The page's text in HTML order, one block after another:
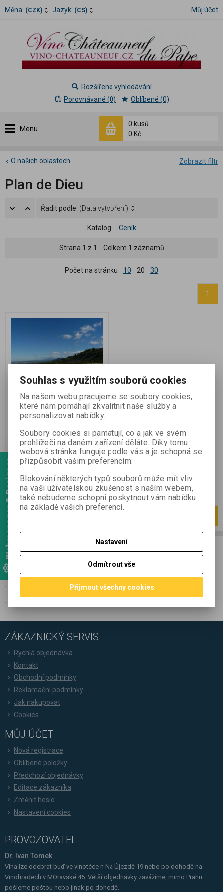
Webmanager & Designer
Měna: (CZK) Jazyk: (CS) Můj účet
Menu
0 kusů
0 Kč
Rozšířené vyhledávání
Porovnávané (0)
Oblíbené (0)
Zobrazit filtr
O našich oblastech
Plan de Dieu
Řadit podle: (Data vytvoření)
Katalog Ceník
Strana 1 z 1 Celkem 1 záznamů
Počet na stránku 10 20 30
1
Plan de Dieu
Katalogové číslo:126
Termín dodání (dny):7
0 Kč
0 Kč (bez DPH:)
Koupit
Strana
ODBĚR NOVINEK
Přihlašte se k odběru novinek a buďte informováni o novinkách,
akcích a soutěžích.
ZÁKAZNICKÝ SERVIS
Rychlá objednávka
Kontakt
Obchodní podmínky
Reklamační podmínky
Jak nakupovat
Cookies
MŮJ ÚČET
Nová registrace
Oblíbené položky
Předchozí objednávky
Editace zákazníka
Změnit heslo
Nastavení cookies
PROVOZOVATEL
Dr. Ivan Tomek
Vína lze odebrat buď ve vinotéce n Na Újezdě 19 nebo po dohodě na
Vinohradech v MOravské 45. Větší objednávky zavážíme, mimo Prahu
pošleme poštou nebo jinak po dohodě.
Souhlas s využitím souborů cookies
Na našem webu pracujeme se soubory cookies,
které nám pomáhají zkvalitnit naše služby a
personalizovat nabídky.
Soubory cookies si pamatují, co a jak ve svém
prohlížeči na daném zařízení děláte. Díky tomu
webová stránka funguje podle vás a je schopná se
přizpůsobit vašim preferencím.
Blokování některých typů souborů může mít vliv
na vaši uživatelskou zkušenost s naším webem,
také nebudeme schopni poskytnout vám nabídku
na základě vašich preferencí.
Nastavení
Odmítnout vše
Přijmout všechny cookies